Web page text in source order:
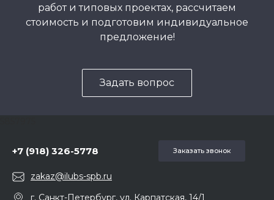
работ и типовых проектах, рассчитаем
стоимость и подготовим индивидуальное
предложение!
Задать вопрос
+7 (918) 326-5778 Заказать звонок
zakaz@ilubs-spb.ru
г. Санкт-Петербург, ул. Карпатская, 14/1